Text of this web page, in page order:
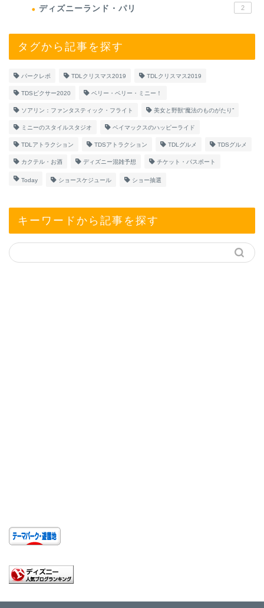
ディズニーランド・パリ 2
タグから記事を探す
パークレポ TDLクリスマス2019 TDLクリスマス2019
TDSピクサー2020 ベリー・ベリー・ミニー！
ソアリン：ファンタスティック・フライト 美女と野獣“魔法のものがたり”
ミニーのスタイルスタジオ ベイマックスのハッピーライド
TDLアトラクション TDSアトラクション TDLグルメ TDSグルメ
カクテル・お酒 ディズニー混雑予想 チケット・パスポート
Today ショースケジュール ショー抽選
キーワードから記事を探す